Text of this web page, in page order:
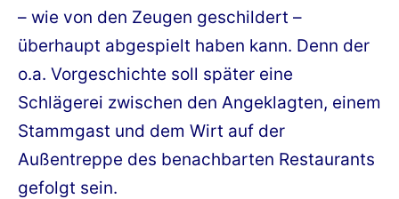
– wie von den Zeugen geschildert –
überhaupt abgespielt haben kann. Denn der
o.a. Vorgeschichte soll später eine
Schlägerei zwischen den Angeklagten, einem
Stammgast und dem Wirt auf der
Außentreppe des benachbarten Restaurants
gefolgt sein.